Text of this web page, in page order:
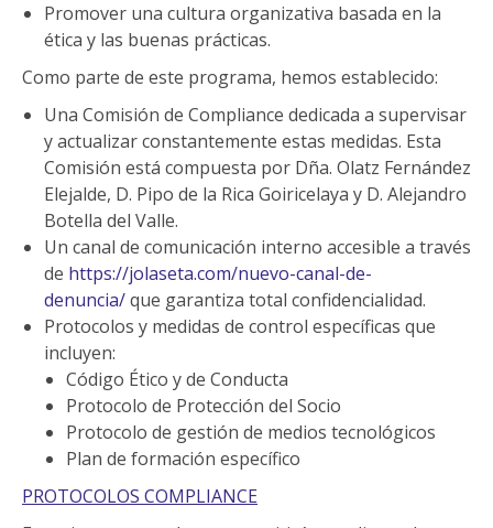
Promover una cultura organizativa basada en la
ética y las buenas prácticas.
Como parte de este programa, hemos establecido:
Una Comisión de Compliance dedicada a supervisar
y actualizar constantemente estas medidas. Esta
Comisión está compuesta por Dña. Olatz Fernández
Elejalde, D. Pipo de la Rica Goiricelaya y D. Alejandro
Botella del Valle.
Un canal de comunicación interno accesible a través
de https://jolaseta.com/nuevo-canal-de-
denuncia/que garantiza total confidencialidad.
Protocolos y medidas de control específicas que
incluyen:
Código Ético y de Conducta
Protocolo de Protección del Socio
Protocolo de gestión de medios tecnológicos
Plan de formación específico
PROTOCOLOS COMPLIANCE